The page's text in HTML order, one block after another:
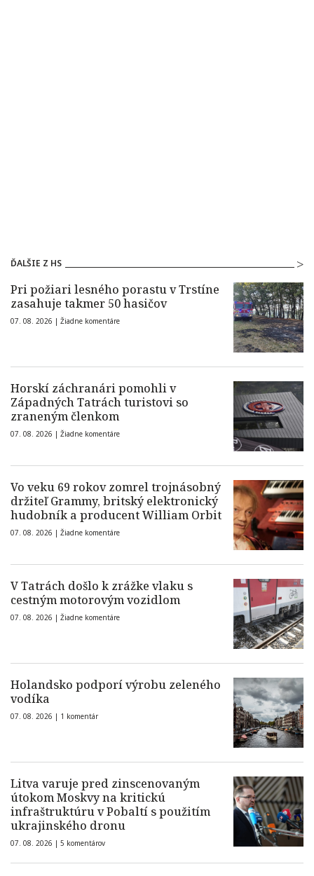
ĎALŠIE Z HS
Pri požiari lesného porastu v Trstíne
zasahuje takmer 50 hasičov
07. 08. 2026 | Žiadne komentáre
Horskí záchranári pomohli v
Západných Tatrách turistovi so
zraneným členkom
07. 08. 2026 | Žiadne komentáre
Vo veku 69 rokov zomrel trojnásobný
držiteľ Grammy, britský elektronický
hudobník a producent William Orbit
07. 08. 2026 | Žiadne komentáre
V Tatrách došlo k zrážke vlaku s
cestným motorovým vozidlom
07. 08. 2026 | Žiadne komentáre
Holandsko podporí výrobu zeleného
vodíka
07. 08. 2026 | 1 komentár
Litva varuje pred zinscenovaným
útokom Moskvy na kritickú
infraštruktúru v Pobaltí s použitím
ukrajinského dronu
07. 08. 2026 | 5 komentárov